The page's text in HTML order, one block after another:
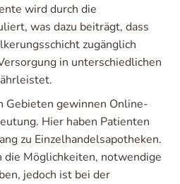
wird durch die
was dazu beiträgt, dass
zugänglich
in unterschiedlichen
Gebieten gewinnen Online-
Hier haben Patienten
zu Einzelhandelsapotheken.
Möglichkeiten, notwendige
jedoch ist bei der